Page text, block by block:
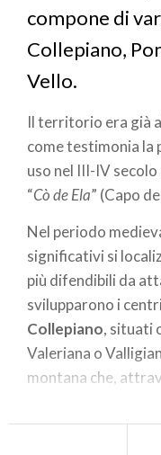
compone di
Collepiano,
Vello.
Il territorio era già
come testimonia la
uso nel III-IV secolo
“Cò de Ela” (Capo
Nel periodo
significativi si
più difendibili da
svilupparono i
Collepiano, situati
Valeriana o
montana che,
presenza
Marasino